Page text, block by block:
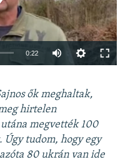
360p 480p
1080p
0:22 Auto
360p
720p
1080p
ők meghaltak,
hirtelen
megvették 100
tudom, hogy egy
80 ukrán van ide